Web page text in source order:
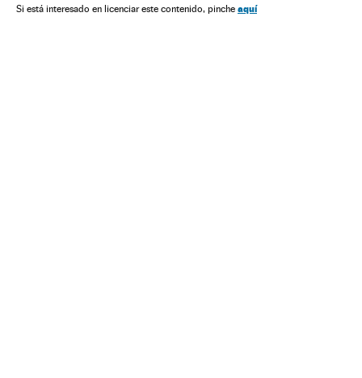
Parlamento Europeu Independentismo Política
Si está interesado en licenciar este contenido, pinche aquí